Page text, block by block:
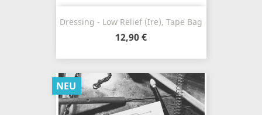
Dressing - Low Relief (Ire), Tape Bag
12,90 €
NEU